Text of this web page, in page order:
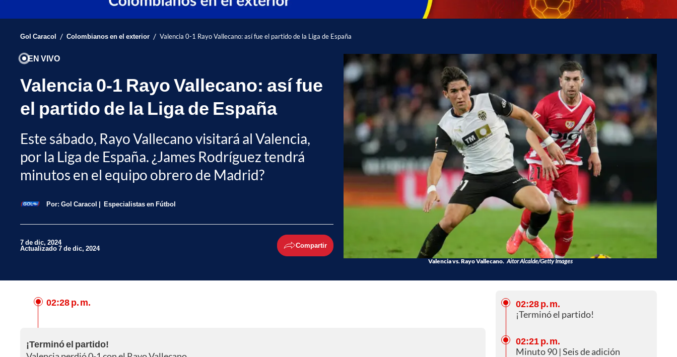
Gol Caracol / Colombianos en el exterior / Valencia 0-1 Rayo Vallecano: así fue el partido de la Liga de España
EN VIVO
Valencia 0-1 Rayo Vallecano: así fue
el partido de la Liga de España
Este sábado, Rayo Vallecano visitará al Valencia,
por la Liga de España. ¿James Rodríguez tendrá
minutos en el equipo obrero de Madrid?
Por: Gol Caracol Especialistas en Fútbol
7 de dic, 2024
Actualizado 7 de dic, 2024 Compartir
Valencia vs. Rayo Vallecano. Aitor Alcalde/Getty Images
02:28 p. m.
¡Terminó el partido!
02:28 p. m.
¡Terminó el partido!
02:21 p. m.
Minuto 90 | Seis de adición